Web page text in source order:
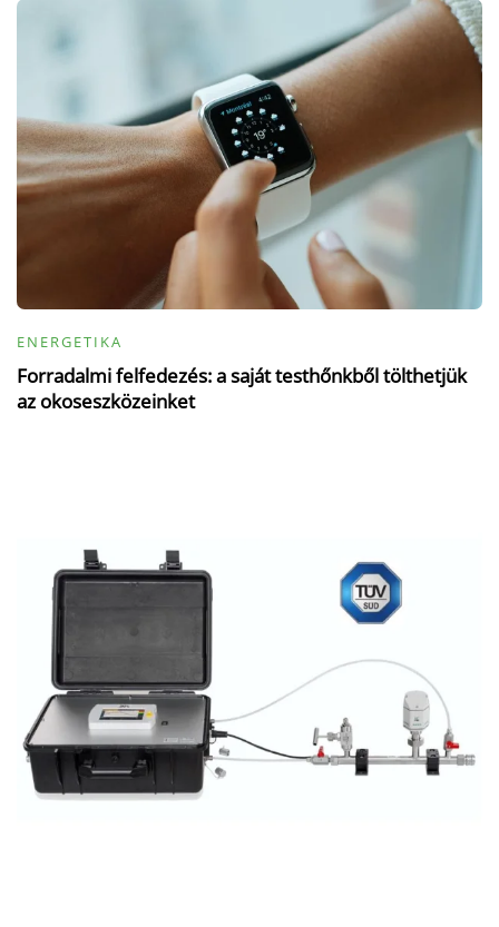
ENERGETIKA
Forradalmi felfedezés: a saját testhőnkből tölthetjük
az okoseszközeinket